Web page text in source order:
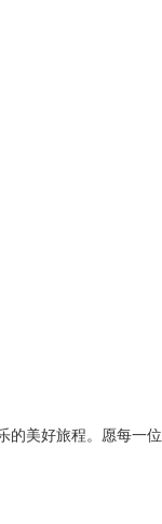
的美好旅程。愿每一位